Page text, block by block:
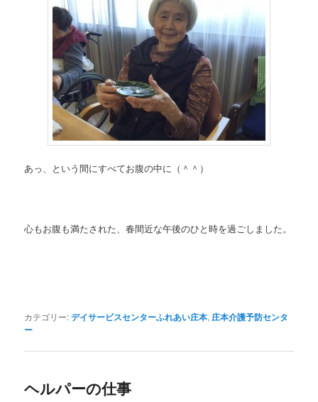
あっ、という間にすべてお腹の中に（＾＾）
心もお腹も満たされた、春間近な午後のひと時を過ごしました。
カテゴリー:デイサービスセンターふれあい庄本, 庄本介護予防センタ
ー
ヘルパーの仕事